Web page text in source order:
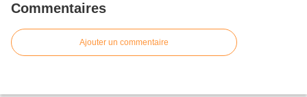
Commentaires
Ajouter un commentaire